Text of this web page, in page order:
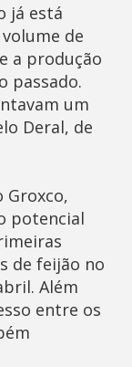
já está
de
a produção
passado.
um
Deral, de
Groxco,
potencial
de feijão no
Além
entre os